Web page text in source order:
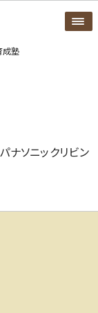
成塾
ソニックリビン